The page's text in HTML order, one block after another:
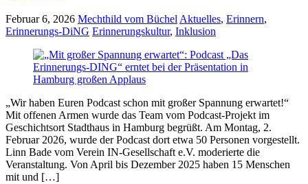
Februar 6, 2026 Mechthild vom BüchelAktuelles, Erinnern,
Erinnerungs-DiNG Erinnerungskultur, Inklusion
„Wir haben Euren Podcast schon mit großer Spannung erwartet!“
Mit offenen Armen wurde das Team vom Podcast-Projekt im
Geschichtsort Stadthaus in Hamburg begrüßt. Am Montag, 2.
Februar 2026, wurde der Podcast dort etwa 50 Personen vorgestellt.
Linn Bade vom Verein IN-Gesellschaft e.V. moderierte die
Veranstaltung. Von April bis Dezember 2025 haben 15 Menschen
mit und […]